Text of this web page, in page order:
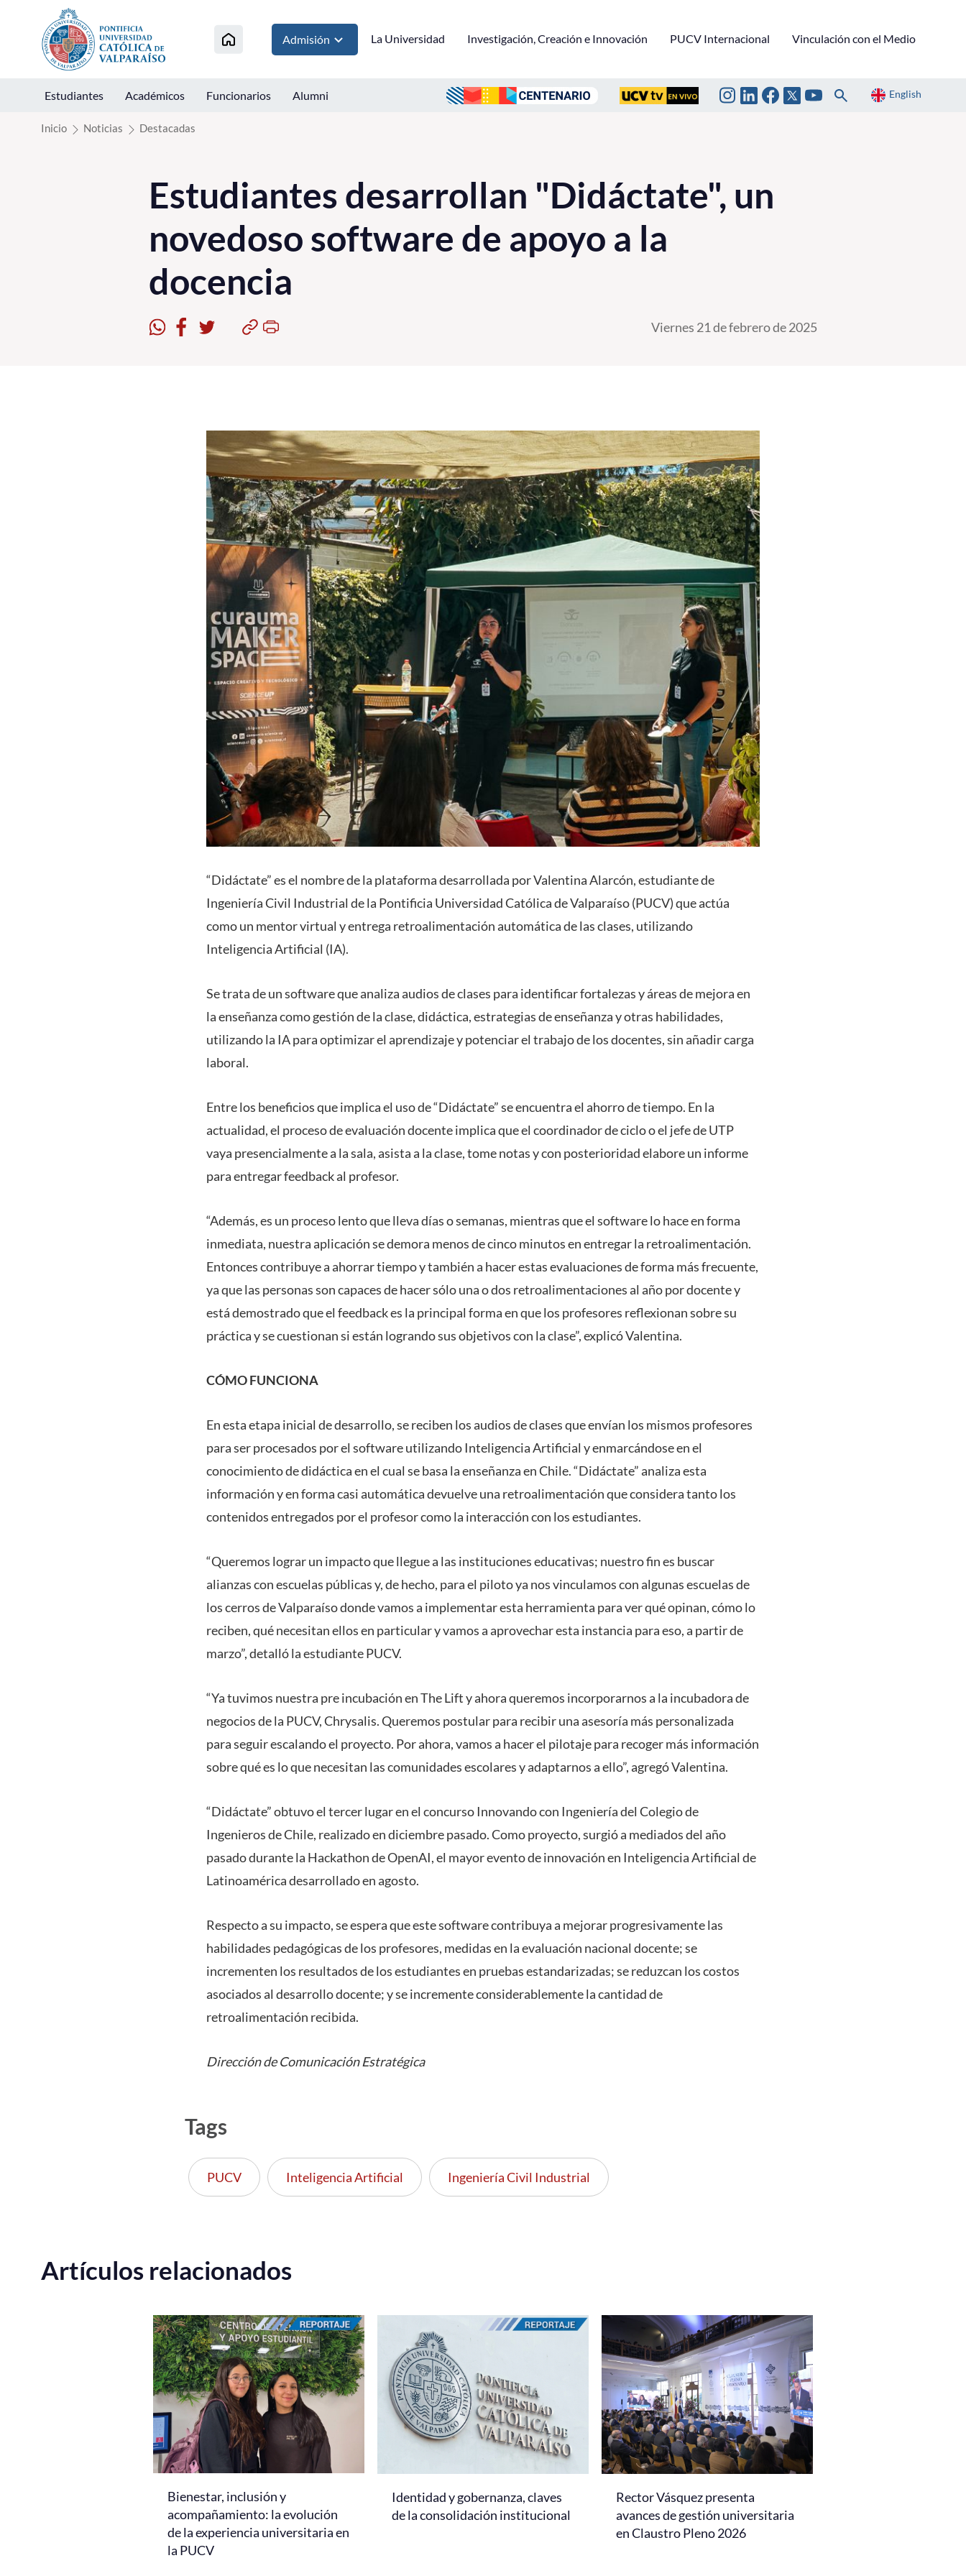
Click acá para ir directamente al contenido
Admisión La Universidad Investigación, Creación e Innovación PUCV Internacional Vinculación con el Medio
Estudiantes Académicos Funcionarios Alumni English
Inicio Noticias Destacadas
Estudiantes desarrollan "Didáctate", un
novedoso software de apoyo a la
docencia
Viernes 21 de febrero de 2025
“Didáctate” es el nombre de la plataforma desarrollada por Valentina Alarcón, estudiante de
Ingeniería Civil Industrial de la Pontificia Universidad Católica de Valparaíso (PUCV) que actúa
como un mentor virtual y entrega retroalimentación automática de las clases, utilizando
Inteligencia Artificial (IA).
Se trata de un software que analiza audios de clases para identificar fortalezas y áreas de mejora en
la enseñanza como gestión de la clase, didáctica, estrategias de enseñanza y otras habilidades,
utilizando la IA para optimizar el aprendizaje y potenciar el trabajo de los docentes, sin añadir carga
laboral.
Entre los beneficios que implica el uso de “Didáctate” se encuentra el ahorro de tiempo. En la
actualidad, el proceso de evaluación docente implica que el coordinador de ciclo o el jefe de UTP
vaya presencialmente a la sala, asista a la clase, tome notas y con posterioridad elabore un informe
para entregar feedback al profesor.
“Además, es un proceso lento que lleva días o semanas, mientras que el software lo hace en forma
inmediata, nuestra aplicación se demora menos de cinco minutos en entregar la retroalimentación.
Entonces contribuye a ahorrar tiempo y también a hacer estas evaluaciones de forma más frecuente,
ya que las personas son capaces de hacer sólo una o dos retroalimentaciones al año por docente y
está demostrado que el feedback es la principal forma en que los profesores reflexionan sobre su
práctica y se cuestionan si están logrando sus objetivos con la clase”, explicó Valentina.
CÓMO FUNCIONA
En esta etapa inicial de desarrollo, se reciben los audios de clases que envían los mismos profesores
para ser procesados por el software utilizando Inteligencia Artificial y enmarcándose en el
conocimiento de didáctica en el cual se basa la enseñanza en Chile. “Didáctate” analiza esta
información y en forma casi automática devuelve una retroalimentación que considera tanto los
contenidos entregados por el profesor como la interacción con los estudiantes.
“Queremos lograr un impacto que llegue a las instituciones educativas; nuestro fin es buscar
alianzas con escuelas públicas y, de hecho, para el piloto ya nos vinculamos con algunas escuelas de
los cerros de Valparaíso donde vamos a implementar esta herramienta para ver qué opinan, cómo lo
reciben, qué necesitan ellos en particular y vamos a aprovechar esta instancia para eso, a partir de
marzo”, detalló la estudiante PUCV.
“Ya tuvimos nuestra pre incubación en The Lift y ahora queremos incorporarnos a la incubadora de
negocios de la PUCV, Chrysalis. Queremos postular para recibir una asesoría más personalizada
para seguir escalando el proyecto. Por ahora, vamos a hacer el pilotaje para recoger más información
sobre qué es lo que necesitan las comunidades escolares y adaptarnos a ello”, agregó Valentina.
“Didáctate” obtuvo el tercer lugar en el concurso Innovando con Ingeniería del Colegio de
Ingenieros de Chile, realizado en diciembre pasado. Como proyecto, surgió a mediados del año
pasado durante la Hackathon de OpenAI, el mayor evento de innovación en Inteligencia Artificial de
Latinoamérica desarrollado en agosto.
Respecto a su impacto, se espera que este software contribuya a mejorar progresivamente las
habilidades pedagógicas de los profesores, medidas en la evaluación nacional docente; se
incrementen los resultados de los estudiantes en pruebas estandarizadas; se reduzcan los costos
asociados al desarrollo docente; y se incremente considerablemente la cantidad de
retroalimentación recibida.
Dirección de Comunicación Estratégica
Tags
PUCV Inteligencia Artificial Ingeniería Civil Industrial
Artículos relacionados
Bienestar, inclusión y
acompañamiento: la evolución
de la experiencia universitaria en
la PUCV
Identidad y gobernanza, claves
de la consolidación institucional
Rector Vásquez presenta
avances de gestión universitaria
en Claustro Pleno 2026